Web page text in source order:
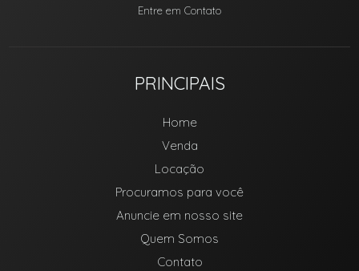
Entre em Contato
PRINCIPAIS
Home
Venda
Locação
Procuramos para você
Anuncie em nosso site
Quem Somos
Contato